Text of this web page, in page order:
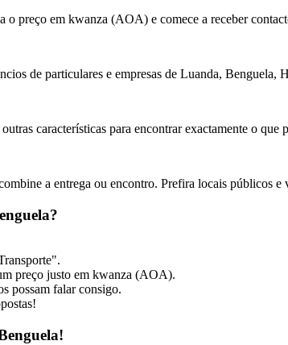
preço em kwanza (AOA) e comece a receber
de particulares e empresas de Luanda, Benguela,
características para encontrar exactamente o que
a entrega ou encontro. Prefira locais públicos
preço justo em kwanza (AOA).
possam falar consigo.